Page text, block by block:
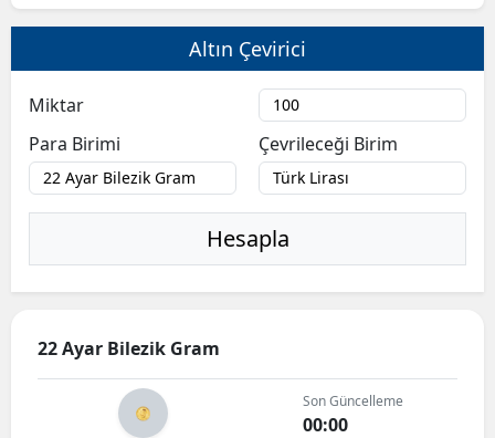
Altın Çevirici
Miktar
Para Birimi
Çevrileceği Birim
Hesapla
22 Ayar Bilezik Gram
Son Güncelleme
00:00